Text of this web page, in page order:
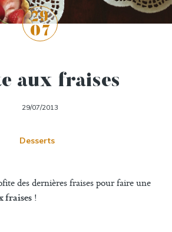
29
07
aux fraises
29/07/2013
Desserts
des dernières fraises pour faire une
fraises !